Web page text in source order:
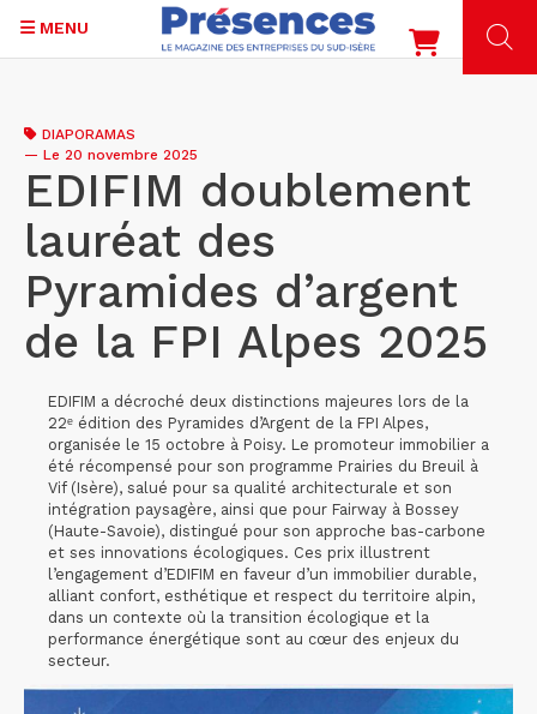
contenu
principal
MENU
DIAPORAMAS
— Le 20 novembre 2025
EDIFIM doublement
lauréat des
Pyramides d’argent
de la FPI Alpes 2025
EDIFIM a décroché deux distinctions majeures lors de la
22ᵉ édition des Pyramides d’Argent de la FPI Alpes,
organisée le 15 octobre à Poisy. Le promoteur immobilier a
été récompensé pour son programme Prairies du Breuil à
Vif (Isère), salué pour sa qualité architecturale et son
intégration paysagère, ainsi que pour Fairway à Bossey
(Haute-Savoie), distingué pour son approche bas-carbone
et ses innovations écologiques. Ces prix illustrent
l’engagement d’EDIFIM en faveur d’un immobilier durable,
alliant confort, esthétique et respect du territoire alpin,
dans un contexte où la transition écologique et la
performance énergétique sont au cœur des enjeux du
secteur.